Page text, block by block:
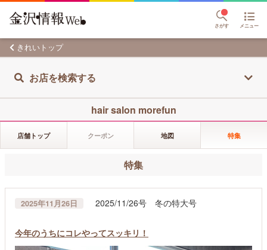
さがす メニュー
きれいトップ
お店を検索する
hair salon morefun
店舗トップ クーポン 地図 特集
特集
2025年11月26日 2025/11/26号 冬の特大号
今年のうちにコレやってスッキリ！